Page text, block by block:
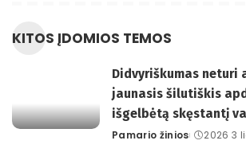
KITOS ĮDOMIOS TEMOS
Didvyriškumas neturi
jaunasis šilutiškis
išgelbėtą skęstantį
Posted
Pamario žinios 2026 3